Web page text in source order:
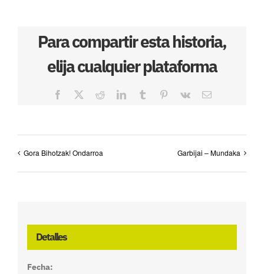
Para compartir esta historia,
elija cualquier plataforma
Facebook RedditLinkedInTumblr Pinterest
Vk
Correo
Gora Bihotzak! Ondarroa Garbijai – Mundaka
Detalles
Fecha: